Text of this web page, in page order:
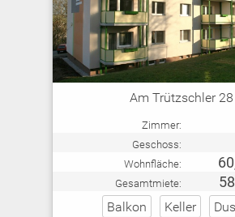
Am Trützschler 28
Zimmer:
Geschoss:
Wohnfläche:
Gesamtmiete:
Balkon Keller